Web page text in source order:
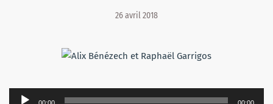
26 avril 2018
Lecteur